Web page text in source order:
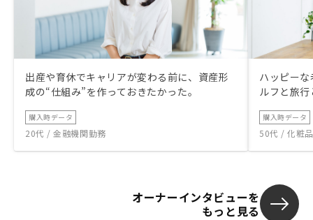
出産や育休でキャリアが変わる前に、資産形
成の“仕組み”を作っておきたかった。
購入時データ
20代 / 金融機関勤務
ハッピー
ルフと旅
購入時データ
50代 / 化粧
オーナーインタビューを
もっと見る